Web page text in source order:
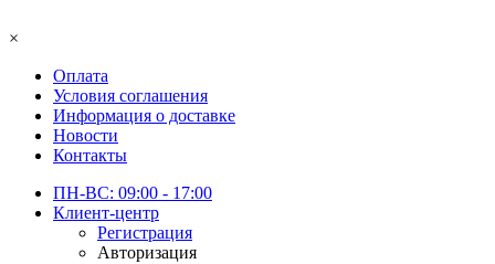
×
Оплата
Условия соглашения
Информация о доставке
Новости
Контакты
ПН-ВС: 09:00 - 17:00
Клиент-центр
Регистрация
Авторизация